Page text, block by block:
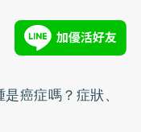
癌症嗎？症狀、